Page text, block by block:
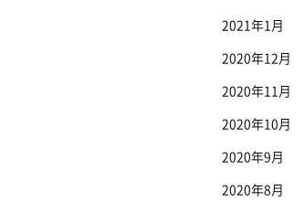
2021年1月
2020年12月
2020年11月
2020年10月
2020年9月
2020年8月